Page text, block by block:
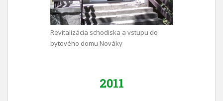
Revitalizácia schodiska a vstupu do
bytového domu Nováky
2011